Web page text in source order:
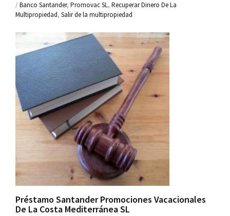
/Banco Santander, Promovac SL, Recuperar Dinero De La
Multipropiedad, Salir de la multipropiedad
Préstamo Santander Promociones Vacacionales
De La Costa Mediterránea SL